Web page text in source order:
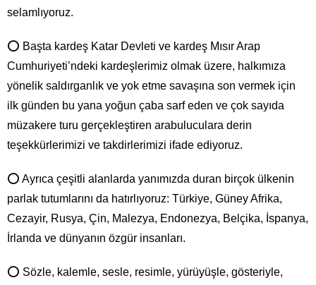
selamlıyoruz.
⭕ Başta kardeş Katar Devleti ve kardeş Mısır Arap
Cumhuriyeti’ndeki kardeşlerimiz olmak üzere, halkımıza
yönelik saldırganlık ve yok etme savaşına son vermek için
ilk günden bu yana yoğun çaba sarf eden ve çok sayıda
müzakere turu gerçekleştiren arabuluculara derin
teşekkürlerimizi ve takdirlerimizi ifade ediyoruz.
⭕ Ayrıca çeşitli alanlarda yanımızda duran birçok ülkenin
parlak tutumlarını da hatırlıyoruz: Türkiye, Güney Afrika,
Cezayir, Rusya, Çin, Malezya, Endonezya, Belçika, İspanya,
İrlanda ve dünyanın özgür insanları.
⭕ Sözle, kalemle, sesle, resimle, yürüyüşle, gösteriyle,